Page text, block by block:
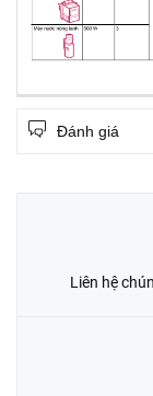
Đánh giá
Liên hệ